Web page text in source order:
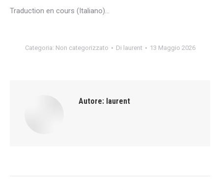
Traduction en cours (Italiano)…
Categoria: Non categorizzato Di laurent 13 Maggio 2026
Autore: laurent